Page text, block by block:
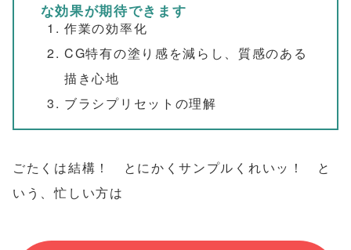
な効果が期待できます
作業の効率化
CG特有の塗り感を減らし、質感のある
描き心地
ブラシプリセットの理解
ごたくは結構！ とにかくサンプルくれいッ！ と
いう、忙しい方は